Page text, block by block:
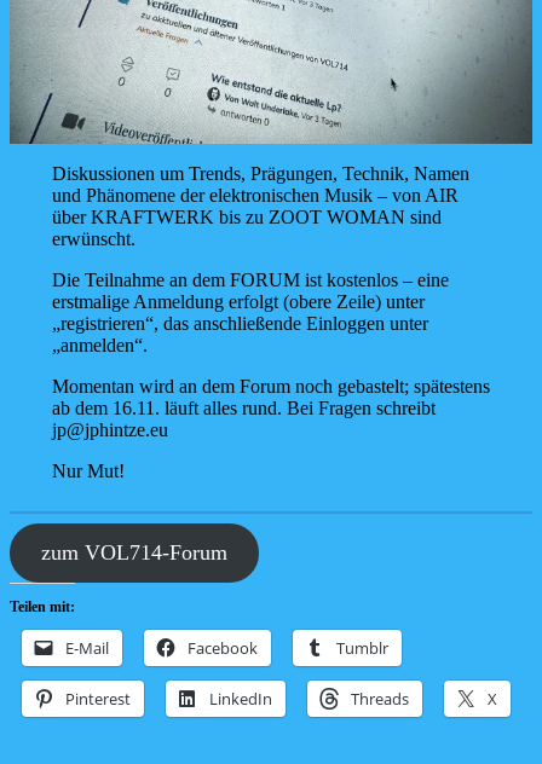
Diskussionen um Trends, Prägungen, Technik, Namen
und Phänomene der elektronischen Musik – von AIR
über KRAFTWERK bis zu ZOOT WOMAN sind
erwünscht.
Die Teilnahme an dem FORUM ist kostenlos – eine
erstmalige Anmeldung erfolgt (obere Zeile) unter
„registrieren“, das anschließende Einloggen unter
„anmelden“.
Momentan wird an dem Forum noch gebastelt; spätestens
ab dem 16.11. läuft alles rund. Bei Fragen schreibt
jp@jphintze.eu
Nur Mut!
zum VOL714-Forum
Teilen mit:
E-Mail Facebook Tumblr
Pinterest LinkedIn Threads X